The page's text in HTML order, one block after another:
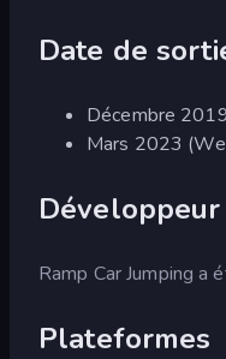
Date de
Décembre
Mars 2023
Développeur
Ramp Car Jumping a
Plateformes